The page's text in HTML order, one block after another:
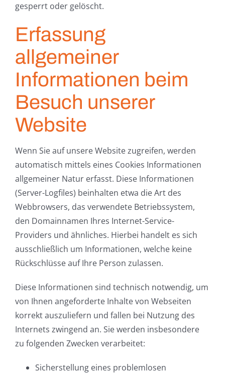
gesperrt oder gelöscht.
Erfassung
allgemeiner
Informationen beim
Besuch unserer
Website
Wenn Sie auf unsere Website zugreifen, werden
automatisch mittels eines Cookies Informationen
allgemeiner Natur erfasst. Diese Informationen
(Server-Logfiles) beinhalten etwa die Art des
Webbrowsers, das verwendete Betriebssystem,
den Domainnamen Ihres Internet-Service-
Providers und ähnliches. Hierbei handelt es sich
ausschließlich um Informationen, welche keine
Rückschlüsse auf Ihre Person zulassen.
Diese Informationen sind technisch notwendig, um
von Ihnen angeforderte Inhalte von Webseiten
korrekt auszuliefern und fallen bei Nutzung des
Internets zwingend an. Sie werden insbesondere
zu folgenden Zwecken verarbeitet:
Sicherstellung eines problemlosen